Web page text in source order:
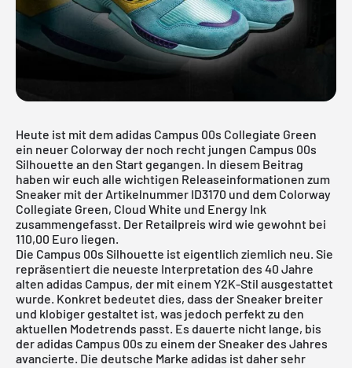
Heute ist mit dem adidas Campus 00s Collegiate Green
ein neuer Colorway der noch recht jungen Campus 00s
Silhouette an den Start gegangen. In diesem Beitrag
haben wir euch alle wichtigen Releaseinformationen zum
Sneaker mit der Artikelnummer ID3170 und dem Colorway
Collegiate Green, Cloud White und Energy Ink
zusammengefasst. Der Retailpreis wird wie gewohnt bei
110,00 Euro liegen.
Die Campus 00s Silhouette ist eigentlich ziemlich neu. Sie
repräsentiert die neueste Interpretation des 40 Jahre
alten adidas Campus, der mit einem Y2K-Stil ausgestattet
wurde. Konkret bedeutet dies, dass der Sneaker breiter
und klobiger gestaltet ist, was jedoch perfekt zu den
aktuellen Modetrends passt. Es dauerte nicht lange, bis
der adidas Campus 00s zu einem der Sneaker des Jahres
avancierte. Die deutsche Marke adidas ist daher sehr